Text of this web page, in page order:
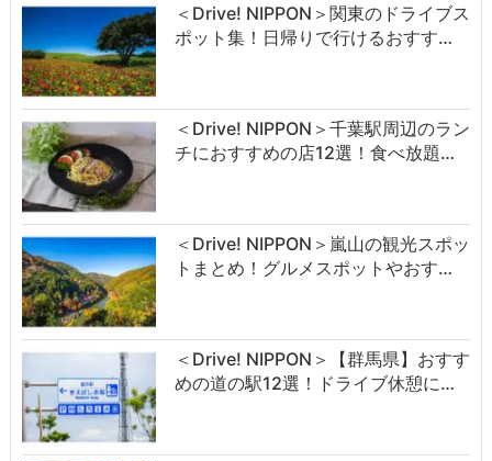
＜Drive! NIPPON＞関東のドライブス
ポット集！日帰りで行けるおすす…
＜Drive! NIPPON＞千葉駅周辺のラン
チにおすすめの店12選！食べ放題…
＜Drive! NIPPON＞嵐山の観光スポッ
トまとめ！グルメスポットやおす…
＜Drive! NIPPON＞【群馬県】おすす
めの道の駅12選！ドライブ休憩に…